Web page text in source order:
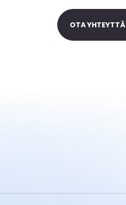
OTA YHTEYTTÄ